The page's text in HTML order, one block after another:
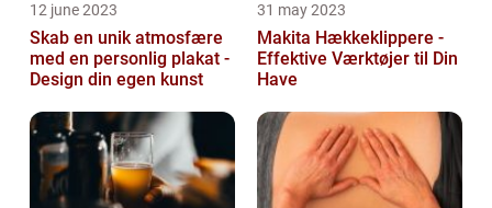
12 june 2023
Skab en unik atmosfære
med en personlig plakat -
Design din egen kunst
31 may 2023
Makita Hækkeklippere -
Effektive Værktøjer til Din
Have